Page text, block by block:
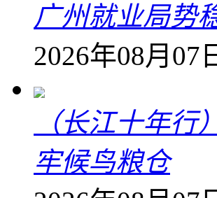
广州就业局势
2026年08月07
（长江十年
牢候鸟粮仓